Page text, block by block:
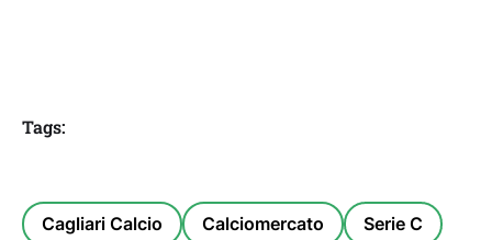
Tags:
Cagliari Calcio Calciomercato Serie C